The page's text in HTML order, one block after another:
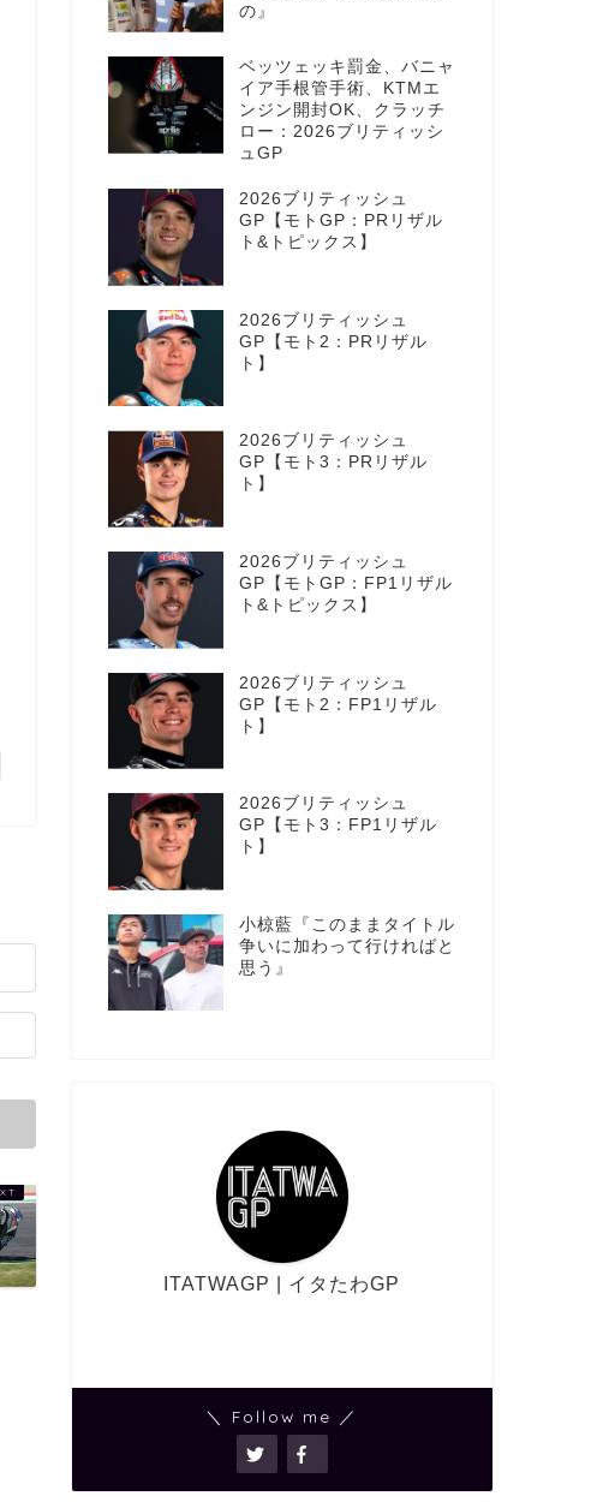
の』
ベッツェッキ罰金、バニャ
イア手根管手術、KTMエ
ンジン開封OK、クラッチ
ロー：2026ブリティッシ
ュGP
2026ブリティッシュ
GP【モトGP：PRリザル
ト&トピックス】
2026ブリティッシュ
GP【モト2：PRリザル
ト】
2026ブリティッシュ
GP【モト3：PRリザル
ト】
2026ブリティッシュ
GP【モトGP：FP1リザル
ト&トピックス】
2026ブリティッシュ
GP【モト2：FP1リザル
ト】
2026ブリティッシュ
GP【モト3：FP1リザル
ト】
小椋藍『このままタイトル
争いに加わって行ければと
思う』
ITATWAGP | イタたわGP
＼ Follow me ／